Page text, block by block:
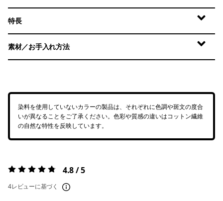
特長
素材／お手入れ方法
染料を使用していないカラーの製品は、それぞれに色調や斑文の度合
いが異なることをご了承ください。色彩や質感の違いはコットン繊維
の自然な特性を反映しています。
評価:4.8 / 5 4.8 / 5
4レビューに基づく